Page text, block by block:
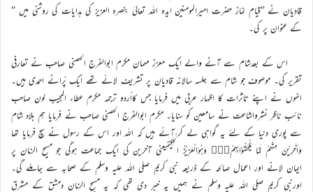
قادیان نے ’’قیام نماز حضرت امیرالمومنین ایدہ اللہ تعالیٰ بنصرہ العزیز کی ہدایات کی روشنی میں ‘‘
کے عنوان پر کی۔
اس کے بعدشام سے آنے والے ایک معزز مہمان مکرم ابوالفرج الحصنی صاحب نے تعارفی
تقریر کی۔ موصوف جو شام سے جلسہ سالانہ قادیان پر تشریف لائے تھے ایک پُرانے احمدی ہیں۔
انہوں نے اپنے تاثرات کا اظہار عربی میں فرمایا جس کااُردو ترجمہ مکرم عطاء المجیب لون صاحب
نائب ناظر نشرواشاعت نے سامعین کو سنایا۔ مکرم ابوالفرج الحصنی صاحب نے فرمایا ہم بلاد شام
سے پوری دنیا کے لئے یہ گواہی لے کر آئے ہیں کہ اللہ اور اس کے رسول نے سچ فرمایا تھا
وَاٰخَرِيْنَ مِنْہُمْ لَمَّا يَلْحَقُوْابِہِمْ۝۰ۭ وَہُوَالْعَزِيْزُ الْحَكِيْمُیعنی آخرین کی ایک جماعت ہوگی جو مسیح الزمان پر
ایمان لانے اور اعمال صالحہ کے ذریعہ نبی کریم صلی اللہ علیہ وسلم کے صحابہ سے جاملے گی۔
اورنبی کریم صلی اللہ علیہ وسلم نے ہمیں یہ خبر دی تھی کہ یہ مسیح الزمان دمشق کے مشرق